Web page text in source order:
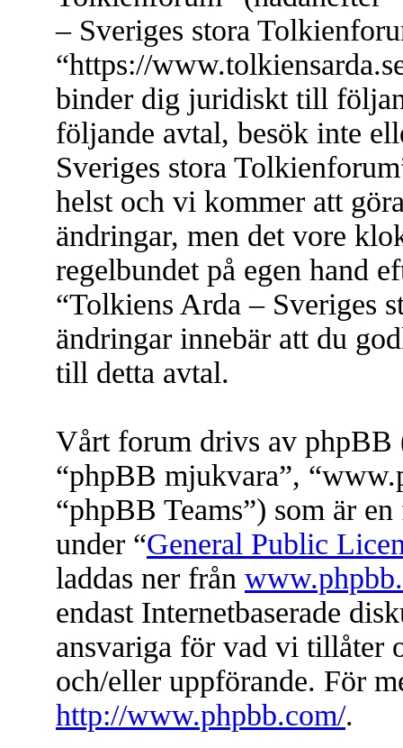
– Sveriges stora
“https://
binder dig juridiskt till
följande avtal, besök inte
Sveriges stora
helst och vi kommer att
ändringar, men det vore
regelbundet på egen hand
“Tolkiens Arda – Sveriges
ändringar innebär att du
till detta avtal.
Vårt forum drivs av phpBB
“phpBB mjukvara”,
“phpBB Teams”) som är
under “General Public
laddas ner från
endast Internetbaserade
ansvariga för vad vi tillåter
och/eller uppförande. För
http://www.phpbb.com/.